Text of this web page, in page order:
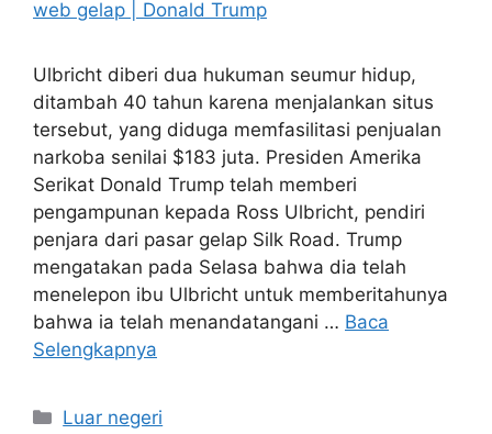
Ulbricht diberi dua hukuman seumur hidup,
ditambah 40 tahun karena menjalankan situs
tersebut, yang diduga memfasilitasi penjualan
narkoba senilai $183 juta. Presiden Amerika
Serikat Donald Trump telah memberi
pengampunan kepada Ross Ulbricht, pendiri
penjara dari pasar gelap Silk Road. Trump
mengatakan pada Selasa bahwa dia telah
menelepon ibu Ulbricht untuk memberitahunya
bahwa ia telah menandatangani … Baca
Selengkapnya
Kategori
Luar negeri